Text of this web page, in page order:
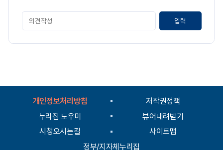
페
만
가
개인정보처리방침
저작권정책
누리집 도우미
뷰어내려받기
시청오시는길
사이트맵
정부/지자체누리집